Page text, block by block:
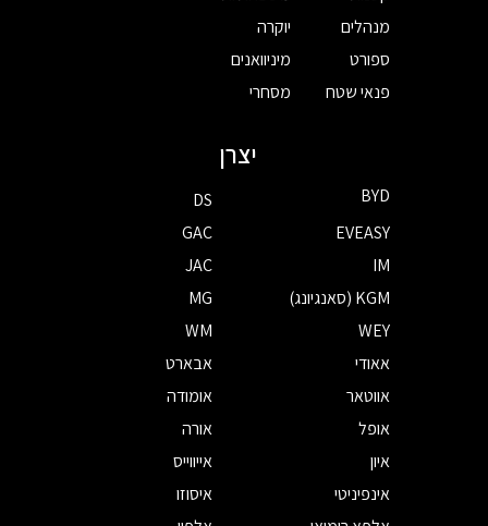
מנהלים
ספורט
פנאי שטח
יוקרה
מיניוואנים
מסחרי
יצרן
BYD
DS
EVEASY
GAC
IM
JAC
KGM (סאנגיונג)
MG
WEY
WM
אאודי
אבארט
אווטאר
אומודה
אופל
אורה
איון
אייווייס
אינפיניטי
איסוזו